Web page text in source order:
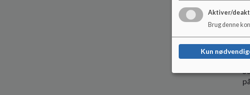
Aktiver/
Brug denne
Kun